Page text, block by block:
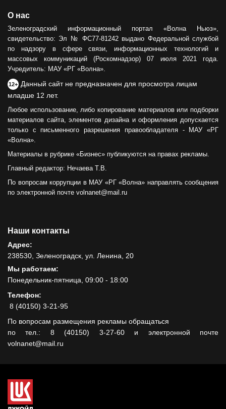
Сила тыла
30.05.2024
О нас
Зеленоградский информационный портал «Волна Ньюз»,
свидетельство: Эл № ФС77-81242 выдано Федеральной службой
по надзору в сфере связи, информационных технологий и
массовых коммуникаций (Роскомнадзор) 07 июля 2021 года.
Учредитель: МАУ «РГ «Волна».
12+ Данный сайт не предназначен для просмотра лицам
младше 12 лет.
Любое использование, либо копирование материалов или подборки
материалов сайта, элементов дизайна и оформления допускается
только с письменного разрешения правообладателя - МАУ «РГ
«Волна».
Материалы в рубрике «Бизнес» публикуются на правах рекламы.
Главный редактор: Нечаева Т.В.
По вопросам коррупции в МАУ «РГ «Волна» направлять сообщения
по электронной почте volnanet@mail.ru
Наши контакты
Адрес:
238530, Зеленоградск, ул. Ленина, 20
Мы работаем:
Понедельник-пятница, 09:00 - 18:00
Телефон:
8 (40150) 3-21-95
По вопросам размещения рекламы обращаться
по тел.: 8 (40150) 3-27-60 и электронной почте
volnanet@mail.ru